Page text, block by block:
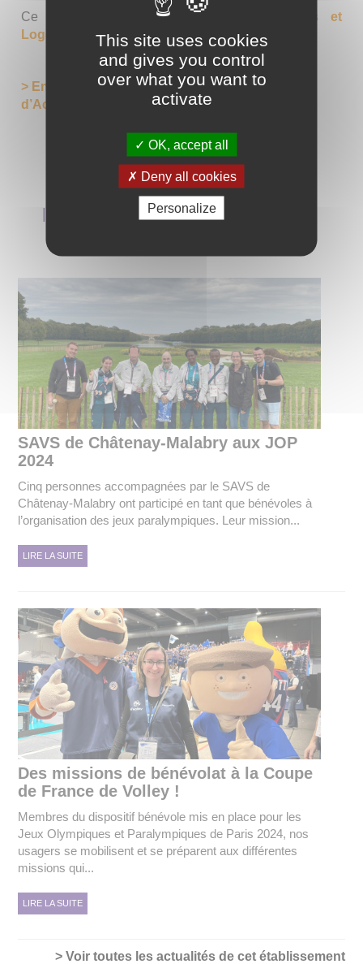
Ce dispositif est rattaché au
Pôle Services et
Logement Accompagné 78/92/95
> En savoir plus sur les Services
d’Accompagnement (SAVS / SAMSAH)
LES DERNIÈRES ACTUALITÉS DE
SAVS de Châtenay-Malabry aux JOP
2024
Cinq personnes accompagnées par le SAVS de
Châtenay-Malabry ont participé en tant que bénévoles à
l’organisation des jeux paralympiques. Leur mission...
LIRE LA SUITE
Des missions de bénévolat à la Coupe
de France de Volley !
Membres du dispositif bénévole mis en place pour les
Jeux Olympiques et Paralympiques de Paris 2024, nos
usagers se mobilisent et se préparent aux différentes
missions qui...
LIRE LA SUITE
> Voir toutes les actualités de cet établissement
This site uses cookies
and gives you control
over what you want to
activate
OK, accept all
Deny all cookies
Personalize